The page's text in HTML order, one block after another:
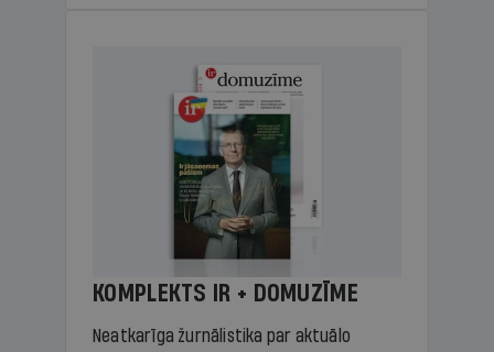
KOMPLEKTS IR + DOMUZĪME
Neatkarīga žurnālistika par aktuālo